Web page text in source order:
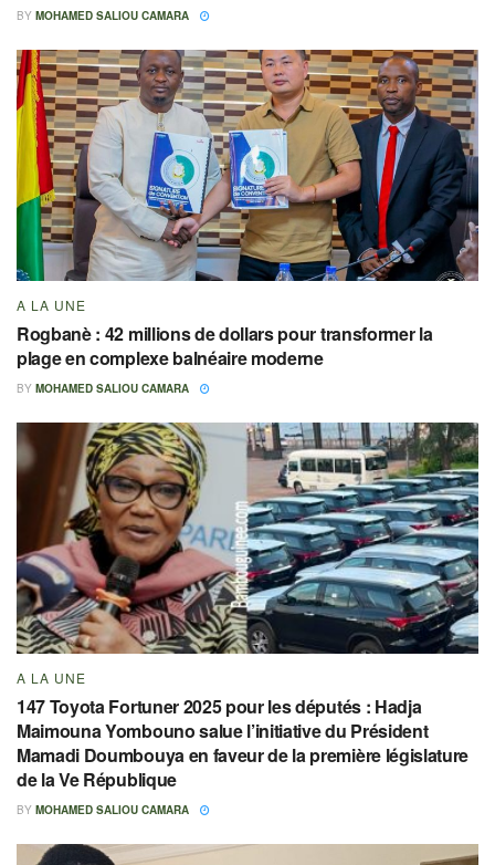
BY MOHAMED SALIOU CAMARA
A LA UNE
Rogbanè : 42 millions de dollars pour transformer la
plage en complexe balnéaire moderne
BY MOHAMED SALIOU CAMARA
A LA UNE
147 Toyota Fortuner 2025 pour les députés : Hadja
Maimouna Yombouno salue l’initiative du Président
Mamadi Doumbouya en faveur de la première législature
de la Ve République
BY MOHAMED SALIOU CAMARA